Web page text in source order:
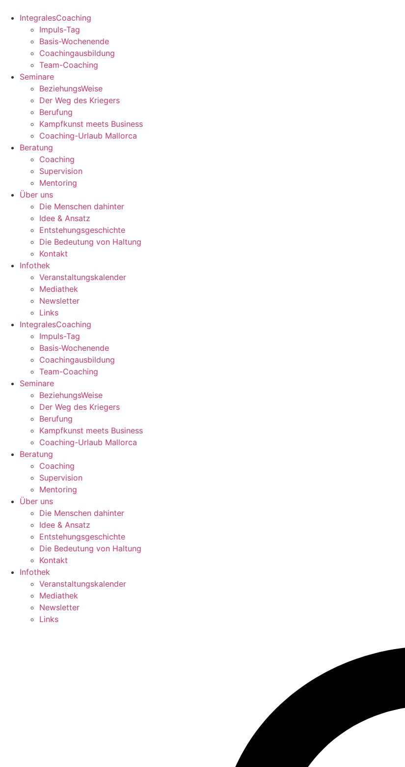
Inhalt
springen
IntegralesCoaching
Impuls-Tag
Basis-Wochenende
Coachingausbildung
Team-Coaching
Seminare
BeziehungsWeise
Der Weg des Kriegers
Berufung
Kampfkunst meets Business
Coaching-Urlaub Mallorca
Beratung
Coaching
Supervision
Mentoring
Über uns
Die Menschen dahinter
Idee & Ansatz
Entstehungsgeschichte
Die Bedeutung von Haltung
Kontakt
Infothek
Veranstaltungskalender
Mediathek
Newsletter
Links
IntegralesCoaching
Impuls-Tag
Basis-Wochenende
Coachingausbildung
Team-Coaching
Seminare
BeziehungsWeise
Der Weg des Kriegers
Berufung
Kampfkunst meets Business
Coaching-Urlaub Mallorca
Beratung
Coaching
Supervision
Mentoring
Über uns
Die Menschen dahinter
Idee & Ansatz
Entstehungsgeschichte
Die Bedeutung von Haltung
Kontakt
Infothek
Veranstaltungskalender
Mediathek
Newsletter
Links